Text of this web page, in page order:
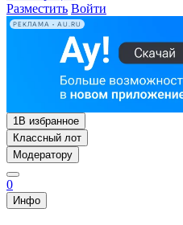
Разместить Войти
РЕКЛАМА • AU.RU
1В избранное
Классный лот
Модератору
0
Инфо